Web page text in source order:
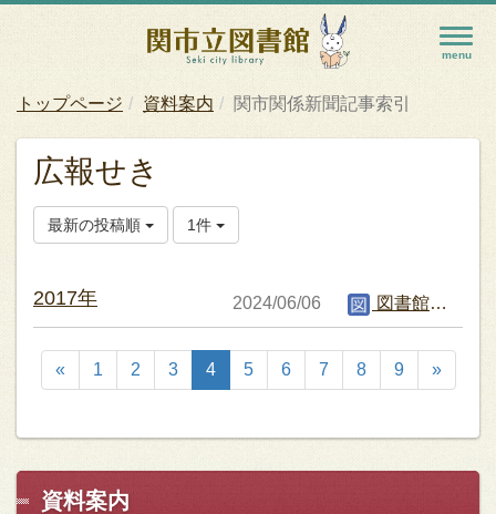
トップページ 資料案内 関市関係新聞記事索引
広報せき
最新の投稿順 1件
2017年 2024/06/06 図書館編集者
« 1 2 3 4 5 6 7 8 9 »
資料案内